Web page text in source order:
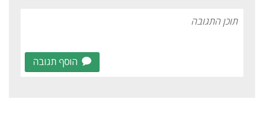
הוסף תגובה